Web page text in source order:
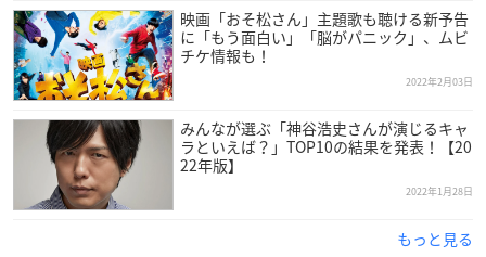
映画「おそ松さん」主題歌も聴ける新予告
に「もう面白い」「脳がパニック」、ムビ
チケ情報も！
2022年2月03日
みんなが選ぶ「神谷浩史さんが演じるキャ
ラといえば？」TOP10の結果を発表！【20
22年版】
2022年1月28日
もっと見る